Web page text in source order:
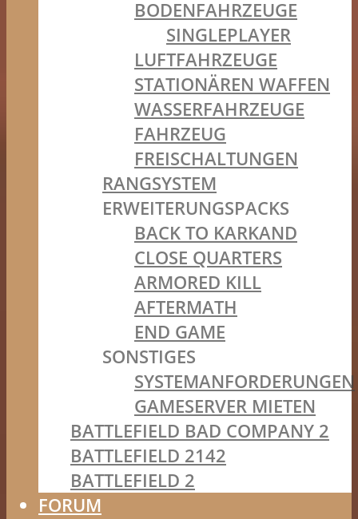
BODENFAHRZEUGE
SINGLEPLAYER
LUFTFAHRZEUGE
STATIONÄREN WAFFEN
WASSERFAHRZEUGE
FAHRZEUG
FREISCHALTUNGEN
RANGSYSTEM
ERWEITERUNGSPACKS
BACK TO KARKAND
CLOSE QUARTERS
ARMORED KILL
AFTERMATH
END GAME
SONSTIGES
SYSTEMANFORDERUNGEN
GAMESERVER MIETEN
BATTLEFIELD BAD COMPANY 2
BATTLEFIELD 2142
BATTLEFIELD 2
FORUM